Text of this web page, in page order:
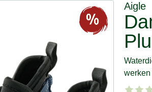
Aigle
werken